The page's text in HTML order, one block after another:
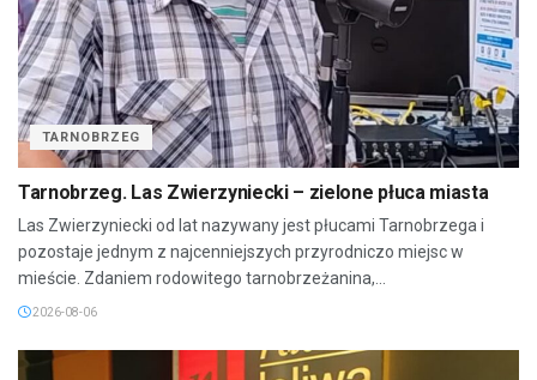
TARNOBRZEG
Tarnobrzeg. Las Zwierzyniecki – zielone płuca miasta
Las Zwierzyniecki od lat nazywany jest płucami Tarnobrzega i
pozostaje jednym z najcenniejszych przyrodniczo miejsc w
mieście. Zdaniem rodowitego tarnobrzeżanina,...
2026-08-06